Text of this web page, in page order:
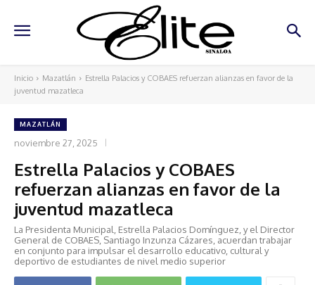
Inicio Mazatlán
Estrella Palacios y COBAES refuerzan alianzas en favor de la
juventud mazatleca
MAZATLÁN
noviembre 27, 2025
Estrella Palacios y COBAES
refuerzan alianzas en favor de la
juventud mazatleca
La Presidenta Municipal, Estrella Palacios Domínguez, y el Director
General de COBAES, Santiago Inzunza Cázares, acuerdan trabajar
en conjunto para impulsar el desarrollo educativo, cultural y
deportivo de estudiantes de nivel medio superior